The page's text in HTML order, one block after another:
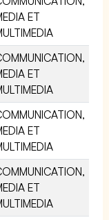
ET
ET
ET
ET